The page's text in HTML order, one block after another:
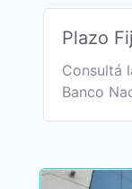
Plazo
Consultá
Banco